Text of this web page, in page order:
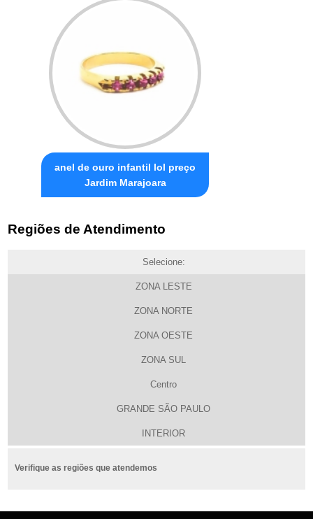
anel de ouro infantil lol preço
Jardim Marajoara
Regiões de Atendimento
Selecione:
ZONA LESTE
ZONA NORTE
ZONA OESTE
ZONA SUL
Centro
GRANDE SÃO PAULO
INTERIOR
Verifique as regiões que atendemos